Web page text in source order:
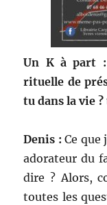
Un K à part :
rituelle de
tu dans la vie
Denis : Ce que
adorateur du
dire ? Alors,
toutes les